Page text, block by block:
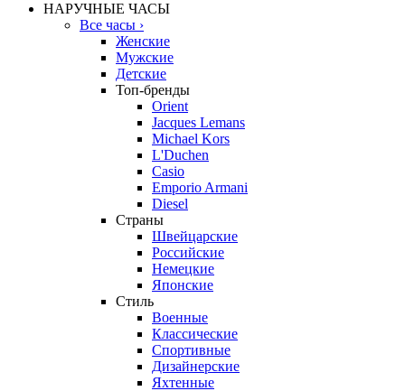
НАРУЧНЫЕ ЧАСЫ
Все часы ›
Женские
Мужские
Детские
Топ-бренды
Orient
Jacques Lemans
Michael Kors
L'Duchen
Casio
Emporio Armani
Diesel
Страны
Швейцарские
Российские
Немецкие
Японские
Стиль
Военные
Классические
Спортивные
Дизайнерские
Яхтенные